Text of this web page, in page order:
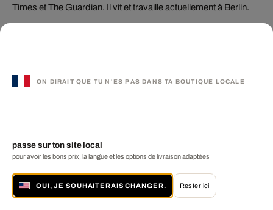
Times et The Guardian. Il vit et travaille actuellement à Berlin.
Vous aimerez peut-être
ON DIRAIT QUE TU N'ES PAS DANS TA BOUTIQUE LOCALE
passe sur ton site local
pour avoir les bons prix, la langue et les options de livraison adaptées
OUI, JE SOUHAITERAIS CHANGER. Rester ici